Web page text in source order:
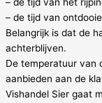
– de tijd van het
– de tijd van
Belangrijk is dat de
achterblijven.
De temperatuur van
aanbieden aan de
Vishandel Sier gaat